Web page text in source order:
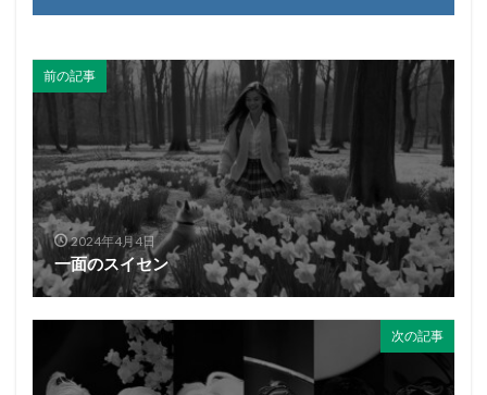
前の記事
2024年4月4日
一面のスイセン
次の記事